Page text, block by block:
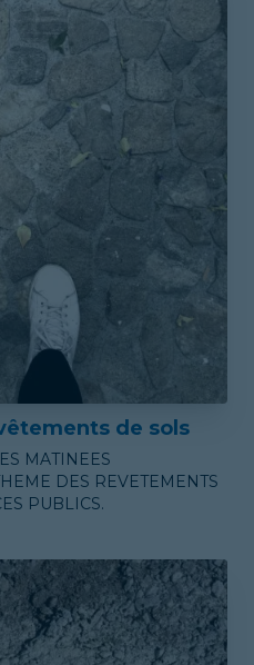
de sols
MATINEES
DES REVETEMENTS
PUBLICS.